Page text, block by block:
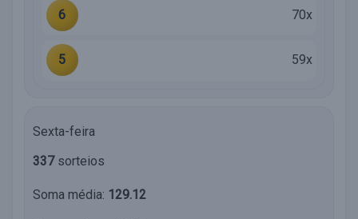
6 70x
5 59x
Sexta-feira
337sorteios
Soma média: 129.12